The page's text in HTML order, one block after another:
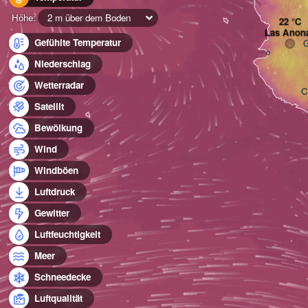
Höhe:
2 m über dem Boden
Gefühlte Temperatur
Niederschlag
Wetterradar
Satellit
Bewölkung
Wind
Windböen
Luftdruck
Gewitter
Luftfeuchtigkeit
Meer
Schneedecke
Luftqualität
Las